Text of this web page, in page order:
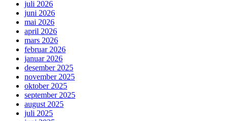
juli 2026
juni 2026
mai 2026
april 2026
mars 2026
februar 2026
januar 2026
desember 2025
november 2025
oktober 2025
september 2025
august 2025
juli 2025